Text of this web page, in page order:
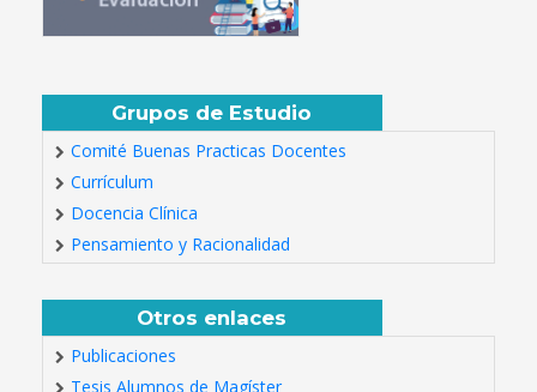
Grupos de Estudio
Comité Buenas Practicas Docentes
Currículum
Docencia Clínica
Pensamiento y Racionalidad
Otros enlaces
Publicaciones
Tesis Alumnos de Magíster